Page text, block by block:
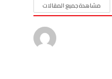
مشاهدة جميع المقالات